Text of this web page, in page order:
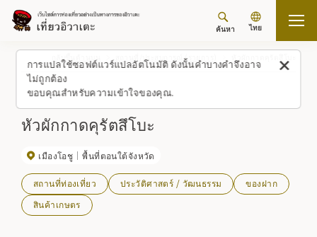
การแปลใช้ซอฟต์แวร์แปลอัตโนมัติ ดังนั้นคำบางคำจึงอาจ
ไม่ถูกต้อง
ขอบคุณสำหรับความเข้าใจของคุณ.
ค้นหา ไทย
กลับขึ้นด้านบน สถานที่/ประสบการณ์ (รายการ)
หัวผักกาดคุรัตสึโบะ
เมืองโอชู พื้นที่ตอนใต้จังหวัด
สถานที่ท่องเที่ยว ประวัติศาสตร์ / วัฒนธรรม
ของฝาก
สินค้าเกษตร